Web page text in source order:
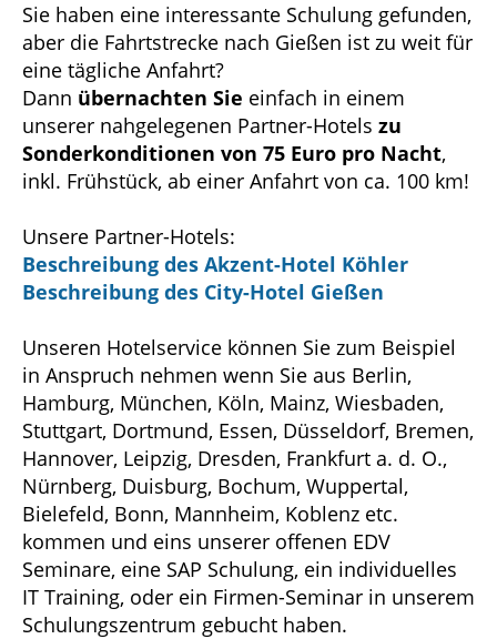
Sie haben eine interessante Schulung gefunden,
aber die Fahrtstrecke nach Gießen ist zu weit für
eine tägliche Anfahrt?
Dann übernachten Sie einfach in einem
unserer nahgelegenen Partner-Hotels zu
Sonderkonditionen von 75 Euro pro Nacht,
inkl. Frühstück, ab einer Anfahrt von ca. 100 km!
Unsere Partner-Hotels:
Beschreibung des Akzent-Hotel Köhler
Beschreibung des City-Hotel Gießen
Unseren Hotelservice können Sie zum Beispiel
in Anspruch nehmen wenn Sie aus Berlin,
Hamburg, München, Köln, Mainz, Wiesbaden,
Stuttgart, Dortmund, Essen, Düsseldorf, Bremen,
Hannover, Leipzig, Dresden, Frankfurt a. d. O.,
Nürnberg, Duisburg, Bochum, Wuppertal,
Bielefeld, Bonn, Mannheim, Koblenz etc.
kommen und eins unserer offenen EDV
Seminare, eine SAP Schulung, ein individuelles
IT Training, oder ein Firmen-Seminar in unserem
Schulungszentrum gebucht haben.